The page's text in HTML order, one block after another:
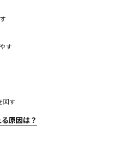
す
回す
原因は？